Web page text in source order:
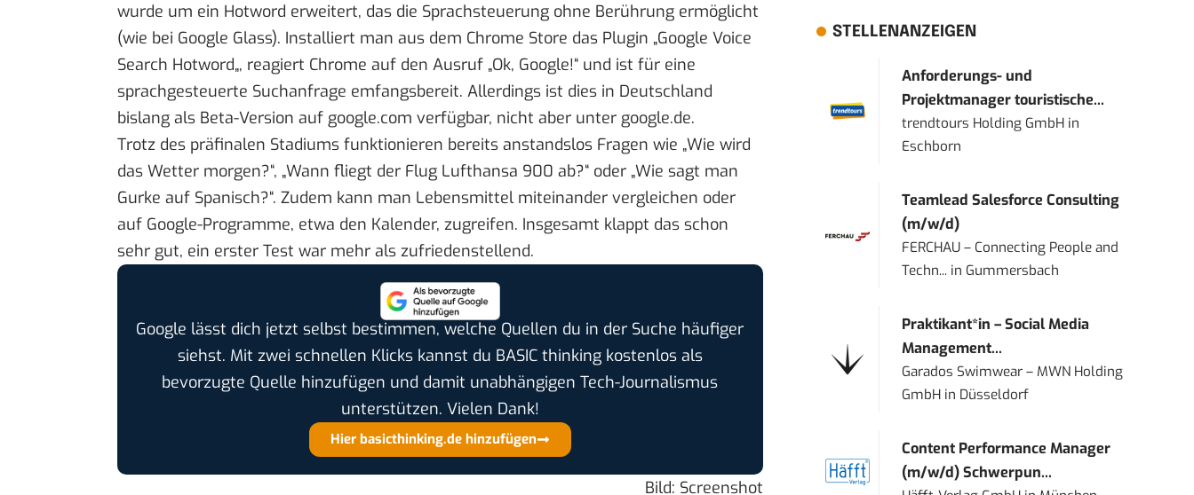
wurde um ein Hotword erweitert, das die Sprachsteuerung ohne Berührung ermöglicht
(wie bei Google Glass). Installiert man aus dem Chrome Store das Plugin „Google Voice
Search Hotword„, reagiert Chrome auf den Ausruf „Ok, Google!“ und ist für eine
sprachgesteuerte Suchanfrage emfangsbereit. Allerdings ist dies in Deutschland
bislang als Beta-Version auf google.com verfügbar, nicht aber unter google.de.
Trotz des präfinalen Stadiums funktionieren bereits anstandslos Fragen wie „Wie wird
das Wetter morgen?“, „Wann fliegt der Flug Lufthansa 900 ab?“ oder „Wie sagt man
Gurke auf Spanisch?“. Zudem kann man Lebensmittel miteinander vergleichen oder
auf Google-Programme, etwa den Kalender, zugreifen. Insgesamt klappt das schon
sehr gut, ein erster Test war mehr als zufriedenstellend.
Google lässt dich jetzt selbst bestimmen, welche Quellen du in der Suche häufiger
siehst. Mit zwei schnellen Klicks kannst du BASIC thinking kostenlos als
bevorzugte Quelle hinzufügen und damit unabhängigen Tech-Journalismus
unterstützen. Vielen Dank!
Hier basicthinking.de hinzufügen
Bild: Screenshot
STELLENANZEIGEN
Anforderungs- und
Projektmanager touristische...
trendtours Holding GmbH in
Eschborn
Teamlead Salesforce Consulting
(m/w/d)
FERCHAU – Connecting People and
Techn... in Gummersbach
Praktikant*in – Social Media
Management...
Garados Swimwear – MWN Holding
GmbH in Düsseldorf
Content Performance Manager
(m/w/d) Schwerpun...